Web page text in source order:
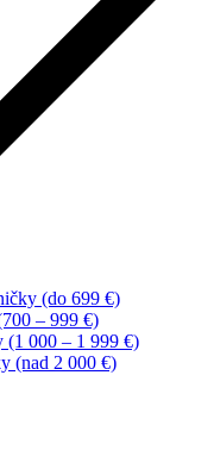
(do 699 €)
– 999 €)
(1 000 – 1 999 €)
(nad 2 000 €)